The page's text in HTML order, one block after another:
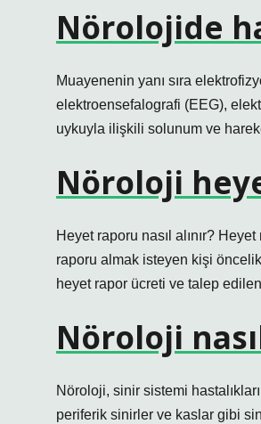
Nörolojide
Muayenenin yanı sıra
elektroensefalografi (EEG),
uykuyla ilişkili solunum ve
Nöroloji
Heyet raporu nasıl alınır?
raporu almak isteyen kişi
heyet rapor ücreti ve talep
Nöroloji
Nöroloji, sinir sistemi
periferik sinirler ve kaslar gibi